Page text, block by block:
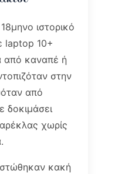
ιστορικό
laptop 10+
από καναπέ ή
στην
από
δοκιμάσει
χωρίς
κακή